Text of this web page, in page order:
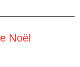
Noël